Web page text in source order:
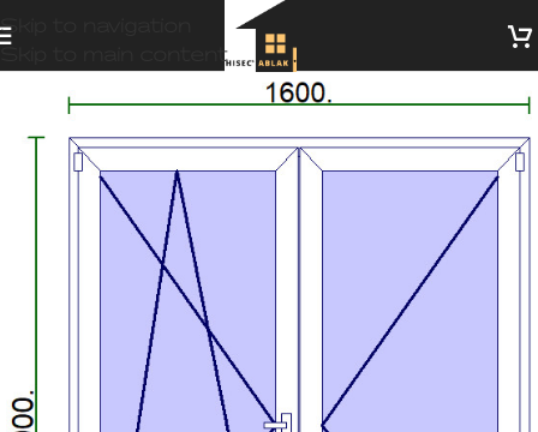
Skip to navigation
Skip to main content